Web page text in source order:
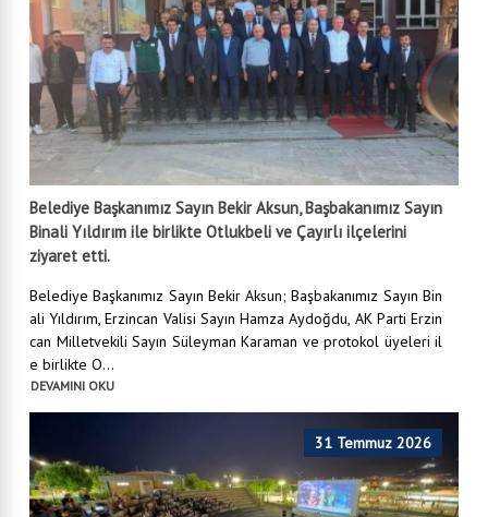
Belediye Başkanımız Sayın Bekir Aksun, Başbakanımız Sayın
Binali Yıldırım ile birlikte Otlukbeli ve Çayırlı ilçelerini
ziyaret etti.
Belediye Başkanımız Sayın Bekir Aksun; Başbakanımız Sayın Bin
ali Yıldırım, Erzincan Valisi Sayın Hamza Aydoğdu, AK Parti Erzin
can Milletvekili Sayın Süleyman Karaman ve protokol üyeleri il
e birlikte O...
DEVAMINI OKU
31 Temmuz 2026